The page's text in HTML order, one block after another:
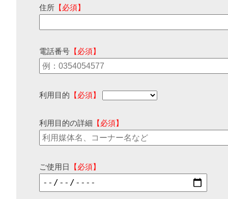
住所 【必須】
電話番号 【必須】
利用目的 【必須】
利用目的の詳細 【必須】
ご使用日 【必須】